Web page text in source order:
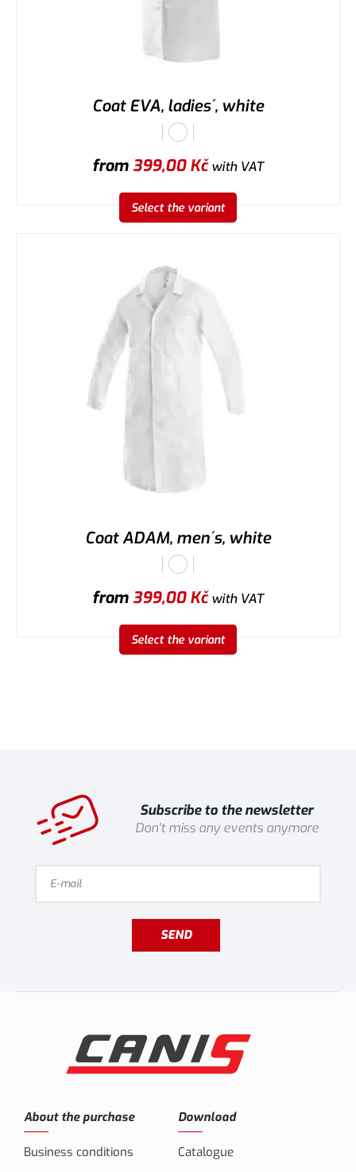
Coat EVA, ladies´, white
from399,00Kčwith VAT
Select the variant
Coat ADAM, men´s, white
from399,00Kčwith VAT
Select the variant
Subscribe to the newsletter
Don't miss any events anymore
SEND
About the purchase
Business conditions
Download
Catalogue